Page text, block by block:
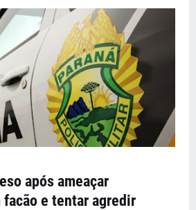
após ameaçar
e tentar agredir